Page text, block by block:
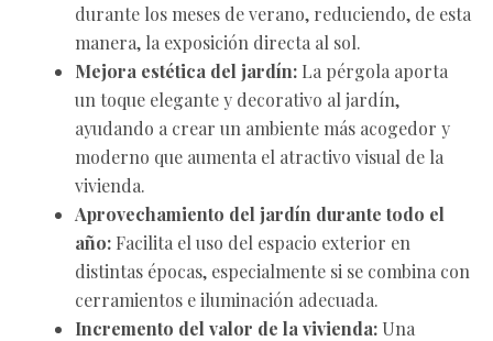
durante los meses de verano, reduciendo, de esta
manera, la exposición directa al sol.
Mejora estética del jardín: La pérgola aporta
un toque elegante y decorativo al jardín,
ayudando a crear un ambiente más acogedor y
moderno que aumenta el atractivo visual de la
vivienda.
Aprovechamiento del jardín durante todo el
año: Facilita el uso del espacio exterior en
distintas épocas, especialmente si se combina con
cerramientos e iluminación adecuada.
Incremento del valor de la vivienda: Una